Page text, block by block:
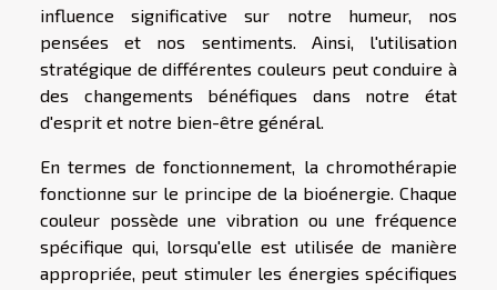
influence significative sur notre humeur, nos
pensées et nos sentiments. Ainsi, l'utilisation
stratégique de différentes couleurs peut conduire à
des changements bénéfiques dans notre état
d'esprit et notre bien-être général.
En termes de fonctionnement, la chromothérapie
fonctionne sur le principe de la bioénergie. Chaque
couleur possède une vibration ou une fréquence
spécifique qui, lorsqu'elle est utilisée de manière
appropriée, peut stimuler les énergies spécifiques